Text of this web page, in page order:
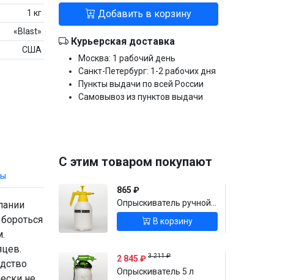
1 кг
«Blast»
США
Добавить в корзину
Курьерская доставка
Москва: 1 рабочий день
Санкт-Петербург: 1-2 рабочих дня
Пункты выдачи по всей России
Самовывоз из пунктов выдачи
С этим товаром покупают
865 ₽
Опрыскиватель ручной 1,5 л
В корзину
2 845 ₽ 3 211 ₽
Опрыскиватель 5 л